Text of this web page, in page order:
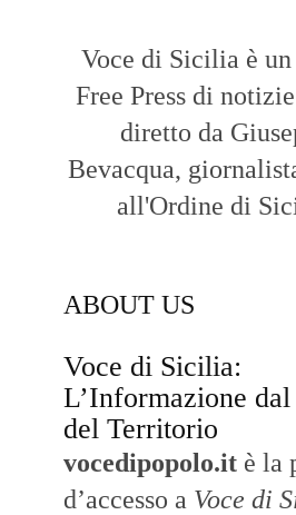
Voce di Sicilia è
Free Press di
diretto da
Bevacqua,
all'Ordine di
ABOUT US
Voce di Sicilia:
L’Informazione
del Territorio
vocedipopolo.it è la
d’accesso a Voce di